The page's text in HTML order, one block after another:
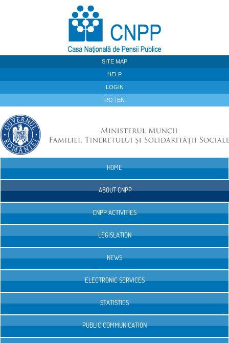
SITE MAP
HELP
LOGIN
RO EN
HOME
ABOUT CNPP
CNPP ACTIVITIES
LEGISLATION
NEWS
ELECTRONIC SERVICES
STATISTICS
PUBLIC COMMUNICATION